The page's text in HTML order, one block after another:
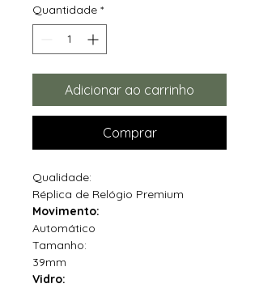
Quantidade *
Adicionar ao carrinho
Comprar
Qualidade:
Réplica de Relógio Premium
Movimento:
Automático
Tamanho:
39mm
Vidro: